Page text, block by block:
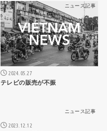
ニュース記事
2024.05.27
テレビの販売が不振
ニュース記事
2023.12.12